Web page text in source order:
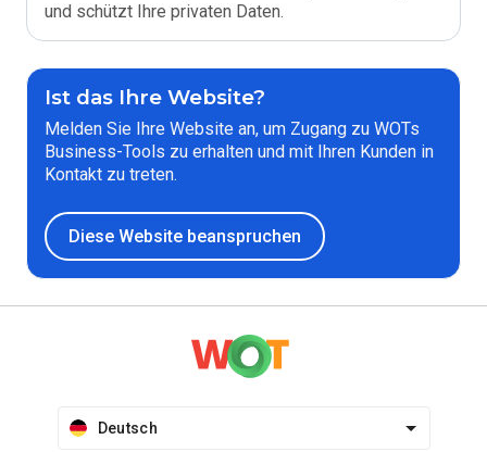
und schützt Ihre privaten Daten.
Ist das Ihre Website?
Melden Sie Ihre Website an, um Zugang zu WOTs
Business-Tools zu erhalten und mit Ihren Kunden in
Kontakt zu treten.
Diese Website beanspruchen
Deutsch